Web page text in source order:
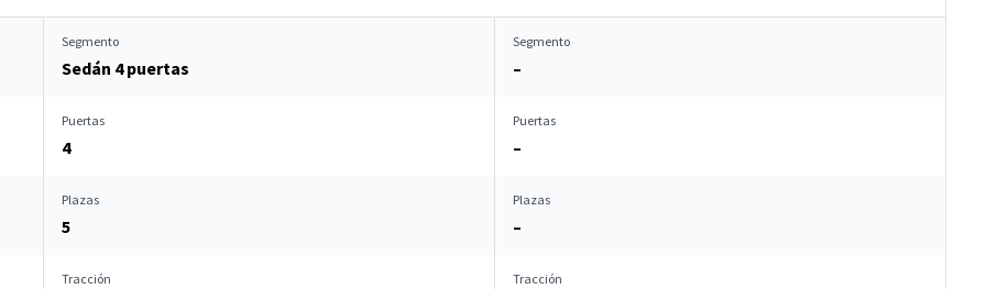
Segmento
Sedán 4 puertas
Segmento
–
Puertas
4
Puertas
–
Plazas
5
Plazas
–
Tracción Tracción